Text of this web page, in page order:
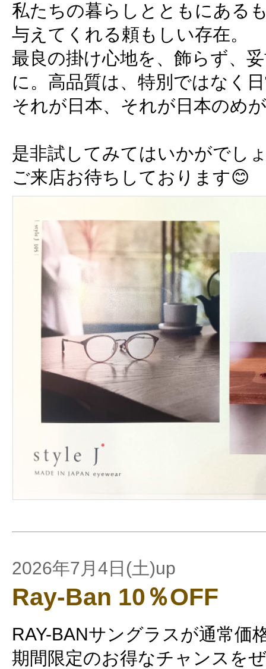
私たちの暮らしとともにある
与えてくれる頼もしい存在。
最良の掛け心地を、飾らず、
に。高品質は、特別ではなく
それが日本、それが日本のめ
是非試してみてはいかがでし
ご来店お待ちしております😊
2026年7月4日(土)up
Ray-Ban 10％OFF
RAY-BANサングラスが通常価
期間限定のお得なチャンスを